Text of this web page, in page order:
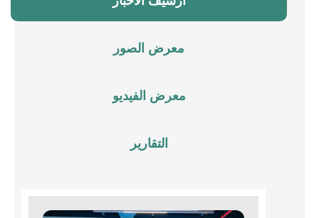
معرض الصور
معرض الفيديو
التقارير